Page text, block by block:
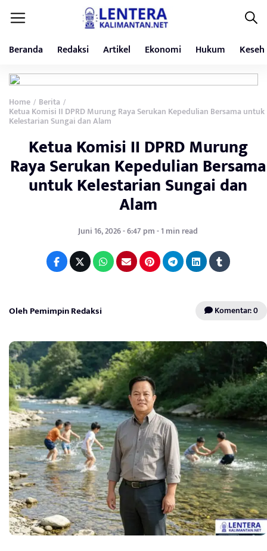
Beranda Redaksi Artikel Ekonomi Hukum
Home / Berita /
Ketua Komisi II DPRD Murung Raya Serukan Kepedulian Bersama untuk
Kelestarian Sungai dan Alam
Ketua Komisi II DPRD Murung
Raya Serukan Kepedulian Bersama
untuk Kelestarian Sungai dan
Alam
Juni 16, 2026 - 6:47 pm - 1 min read
Oleh Pemimpin Redaksi Komentar: 0